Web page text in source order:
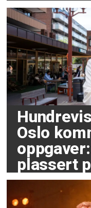
Oslo
plassert